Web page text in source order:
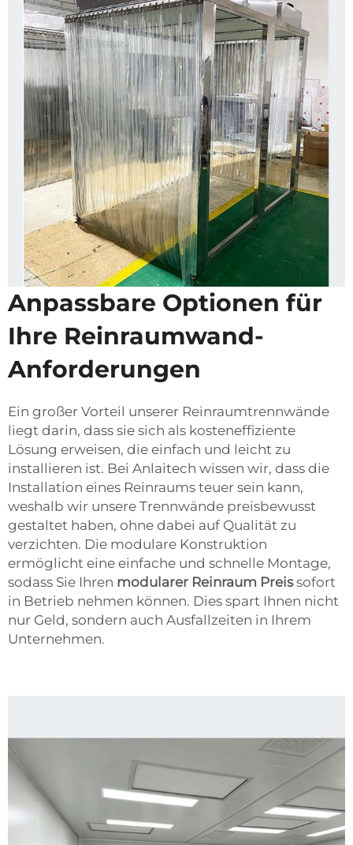
Anpassbare Optionen für
Ihre Reinraumwand-
Anforderungen
Ein großer Vorteil unserer Reinraumtrennwände
liegt darin, dass sie sich als kosteneffiziente
Lösung erweisen, die einfach und leicht zu
installieren ist. Bei Anlaitech wissen wir, dass die
Installation eines Reinraums teuer sein kann,
weshalb wir unsere Trennwände preisbewusst
gestaltet haben, ohne dabei auf Qualität zu
verzichten. Die modulare Konstruktion
ermöglicht eine einfache und schnelle Montage,
sodass Sie Ihren modularer Reinraum Preissofort
in Betrieb nehmen können. Dies spart Ihnen nicht
nur Geld, sondern auch Ausfallzeiten in Ihrem
Unternehmen.